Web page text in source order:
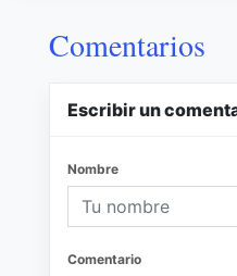
Comentarios
Escribir un
Nombre
Comentario